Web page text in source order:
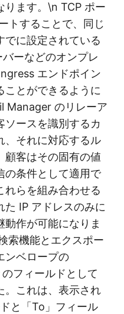
ります。\n TCP ポー
トすることで、同じ
でに設定されている
ーなどのオンプレ
エンドポイン
ことができるように
Manager のリレーア
ソースを識別するカ
、それに対応するル
顧客はその固有の値
の条件として適用で
れらを組み合わせる
た IP アドレスのみに
作が可能になりま
索機能とエクスポー
ンベロープの
フィールドとして
。これは、表示され
と「To」フィール